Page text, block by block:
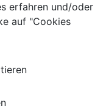
erfahren und/oder
auf "Cookies